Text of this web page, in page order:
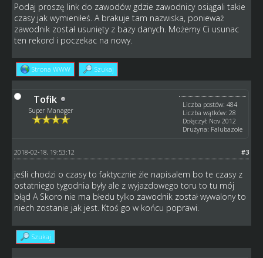
Podaj proszę link do zawodów gdzie zawodnicy osiągali takie
czasy jak wymieniłeś. A brakuje tam nazwiska, ponieważ
zawodnik został usunięty z bazy danych. Możemy Ci usunac
ten rekord i poczekac na nowy.
Strona WWW Szukaj
Tofik
Super Manager
Liczba postów: 484
Liczba wątków: 28
Dołączył: Nov 2012
Drużyna: Falubazole
#3
2018-02-18, 19:53:12
jeśli chodzi o czasy to faktycznie żle napisalem bo te czasy z
ostatniego tygodnia były ale z wyjazdowego toru to tu mój
błąd A Skoro nie ma błedu tylko zawodnik został wywalony to
niech zostanie jak jest. Ktoś go w końcu poprawi.
Szukaj